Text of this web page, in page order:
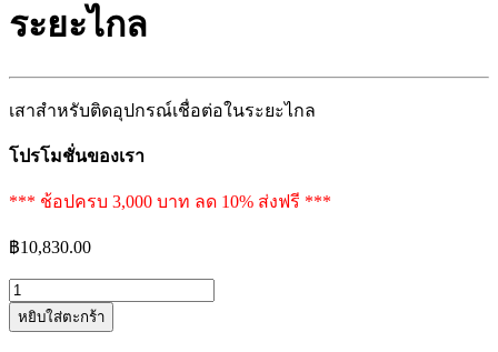
ระยะไกล
เสาสำหรับติดอุปกรณ์เชื่อต่อในระยะไกล
โปรโมชั่นของเรา
*** ช้อปครบ 3,000 บาท ลด 10% ส่งฟรี ***
฿10,830.00
เสา
สำหรับ
หยิบใส่ตะกร้า